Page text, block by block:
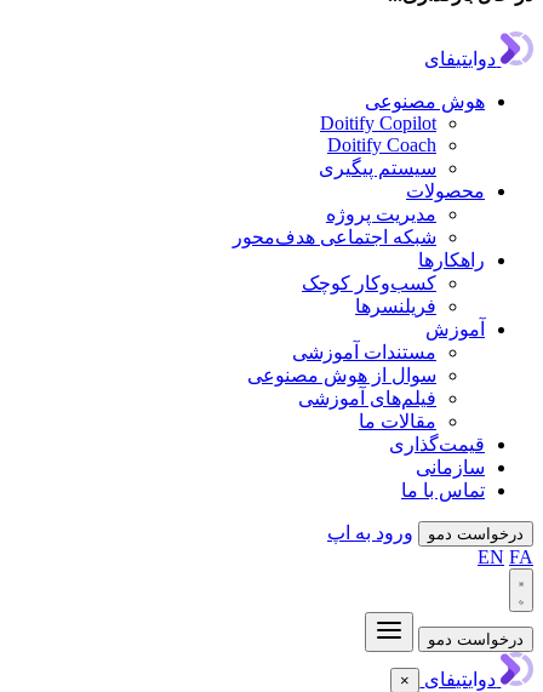
دوایتیفای
هوش مصنوعی
Doitify Copilot
Doitify Coach
سیستم پیگیری
محصولات
مدیریت پروژه
شبکه اجتماعی هدف‌محور
راهکارها
کسب‌وکار کوچک
فریلنسرها
آموزش
مستندات آموزشی
سوال از هوش مصنوعی
فیلم‌های آموزشی
مقالات ما
قیمت‌گذاری
سازمانی
تماس با ما
دمو
ورود به اپ
EN
دمو
دوایتیفای
×